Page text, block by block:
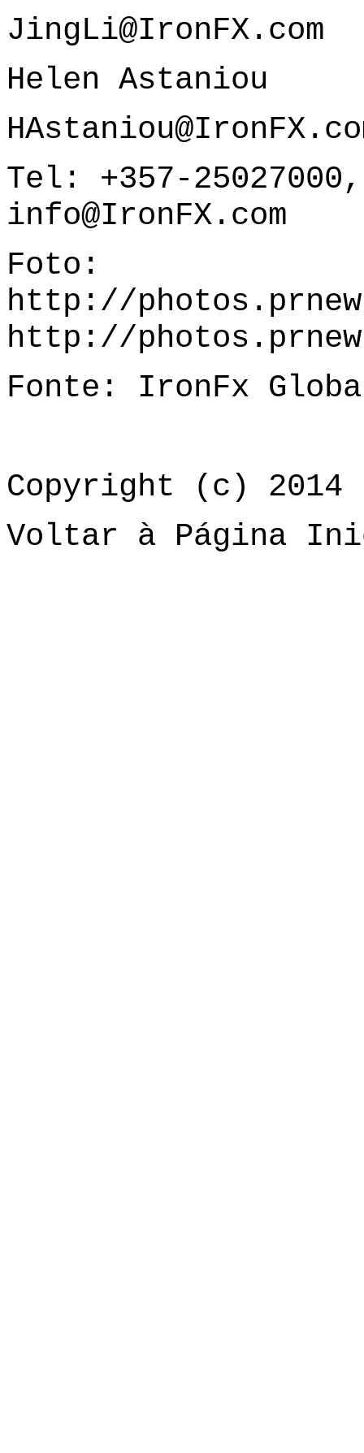
JingLi@IronFX.com
Helen Astaniou
Tel: +357-
info@IronFX.com
Foto:
http://
http://
Fonte: IronFx
Copyright (c) 2014
Voltar à Página